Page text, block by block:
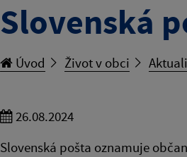
Slovenská
Úvod Život v obci
26.08.2024
Slovenská pošta oznamuje